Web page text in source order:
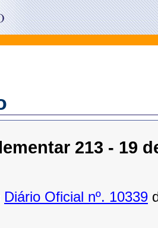
213 - 19
Diário Oficial nº. 10339